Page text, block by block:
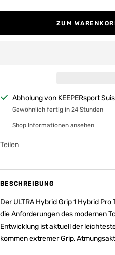
ZUM
Abholung von KEEPERsport
Gewöhnlich fertig in 24 Stunden
Shop Informationen ansehen
Teilen
BESCHREIBUNG
Der ULTRA Hybrid Grip 1 Hybrid
die Anforderungen des modernen
Entwicklung ist aktuell der
kommen extremer Grip,